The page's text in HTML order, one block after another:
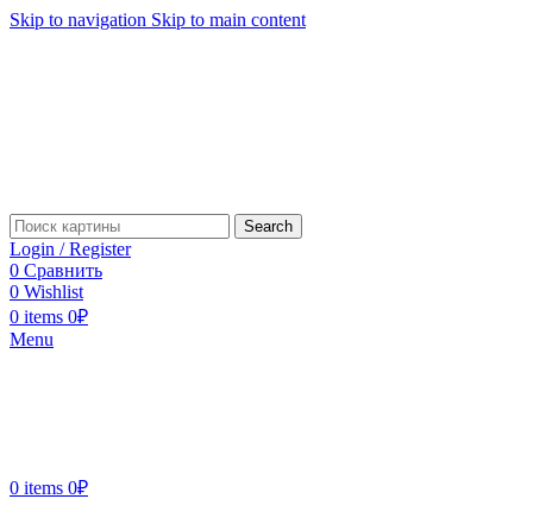
Skip to navigation Skip to main content
Search
Login / Register
0 Сравнить
0 Wishlist
0 items 0₽
Menu
0 items 0₽